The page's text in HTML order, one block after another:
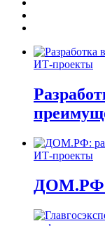
ИТ-проекты
ИТ-проекты
ДОМ.РФ: